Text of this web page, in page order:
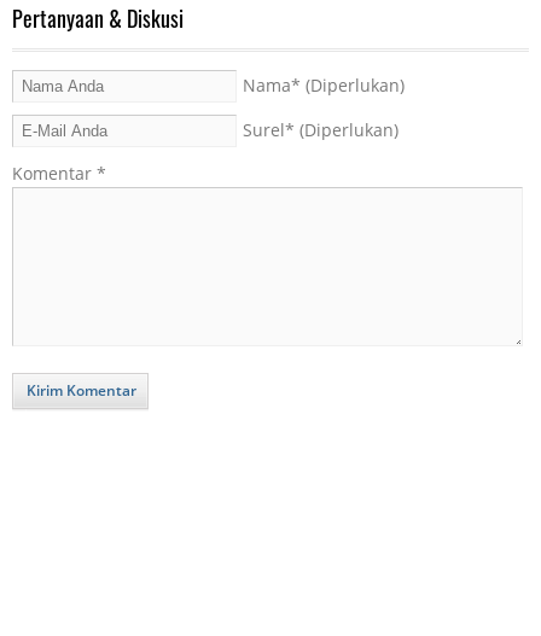
Pertanyaan & Diskusi
Nama* (Diperlukan)
Surel* (Diperlukan)
Komentar *
Kirim Komentar